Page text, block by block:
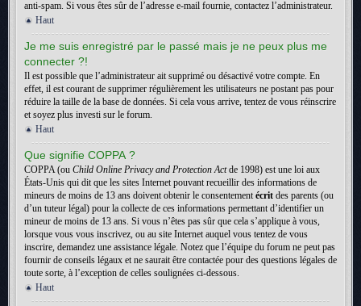
anti-spam. Si vous êtes sûr de l’adresse e-mail fournie, contactez l’administrateur.
Haut
Je me suis enregistré par le passé mais je ne peux plus me
connecter ?!
Il est possible que l’administrateur ait supprimé ou désactivé votre compte. En
effet, il est courant de supprimer régulièrement les utilisateurs ne postant pas pour
réduire la taille de la base de données. Si cela vous arrive, tentez de vous réinscrire
et soyez plus investi sur le forum.
Haut
Que signifie COPPA ?
COPPA (ou Child Online Privacy and Protection Actde 1998) est une loi aux
États-Unis qui dit que les sites Internet pouvant recueillir des informations de
mineurs de moins de 13 ans doivent obtenir le consentementécrit des parents (ou
d’un tuteur légal) pour la collecte de ces informations permettant d’identifier un
mineur de moins de 13 ans. Si vous n’êtes pas sûr que cela s’applique à vous,
lorsque vous vous inscrivez, ou au site Internet auquel vous tentez de vous
inscrire, demandez une assistance légale. Notez que l’équipe du forum ne peut pas
fournir de conseils légaux et ne saurait être contactée pour des questions légales de
toute sorte, à l’exception de celles soulignées ci-dessous.
Haut